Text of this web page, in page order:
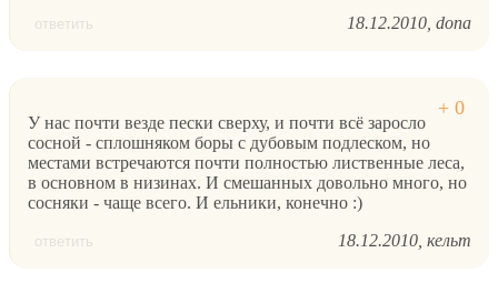
ответить 18.12.2010 dona
У нас почти везде пески сверху, и почти всё заросло
сосной - сплошняком боры с дубовым подлеском, но
местами встречаются почти полностью лиственные леса,
в основном в низинах. И смешанных довольно много, но
сосняки - чаще всего. И ельники, конечно :)
ответить 18.12.2010 кельт